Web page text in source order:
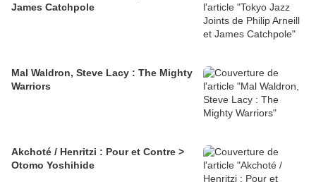
James Catchpole
Mal Waldron, Steve Lacy : The Mighty
Warriors
Akchoté / Henritzi : Pour et Contre >
Otomo Yoshihide